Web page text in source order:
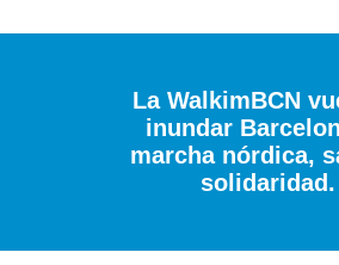
La WalkimBCN
inundar
marcha nórdica,
solidaridad.